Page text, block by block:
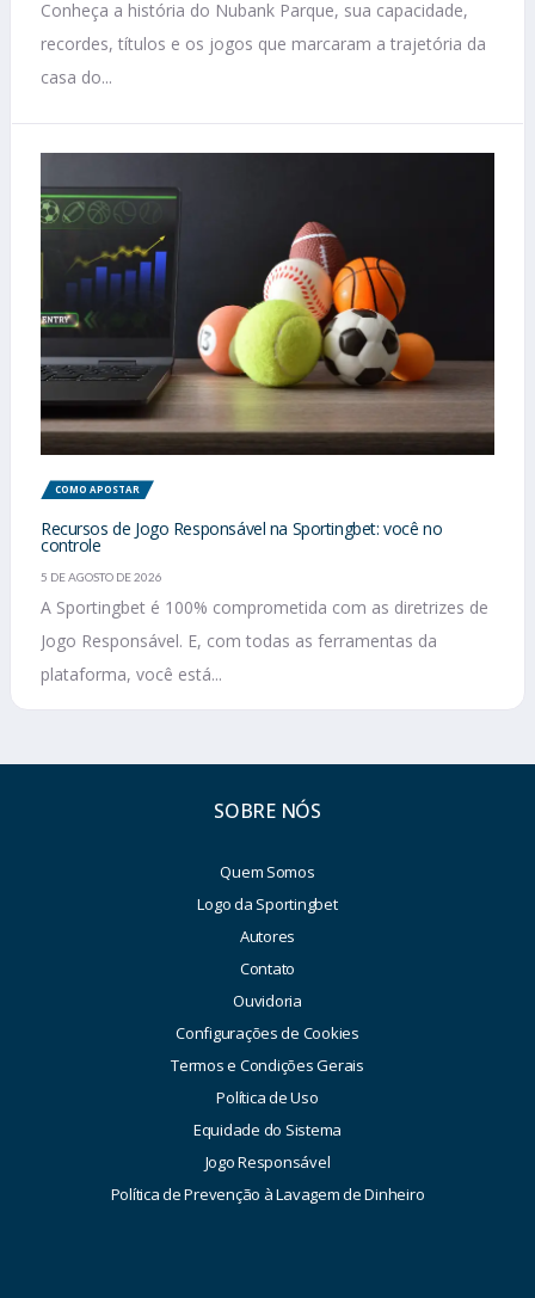
Conheça a história do Nubank Parque, sua capacidade,
recordes, títulos e os jogos que marcaram a trajetória da
casa do...
COMO APOSTAR
Recursos de Jogo Responsável na Sportingbet: você no
controle
5 DE AGOSTO DE 2026
A Sportingbet é 100% comprometida com as diretrizes de
Jogo Responsável. E, com todas as ferramentas da
plataforma, você está...
SOBRE NÓS
Quem Somos
Logo da Sportingbet
Autores
Contato
Ouvidoria
Configurações de Cookies
Termos e Condições Gerais
Política de Uso
Equidade do Sistema
Jogo Responsável
Política de Prevenção à Lavagem de Dinheiro